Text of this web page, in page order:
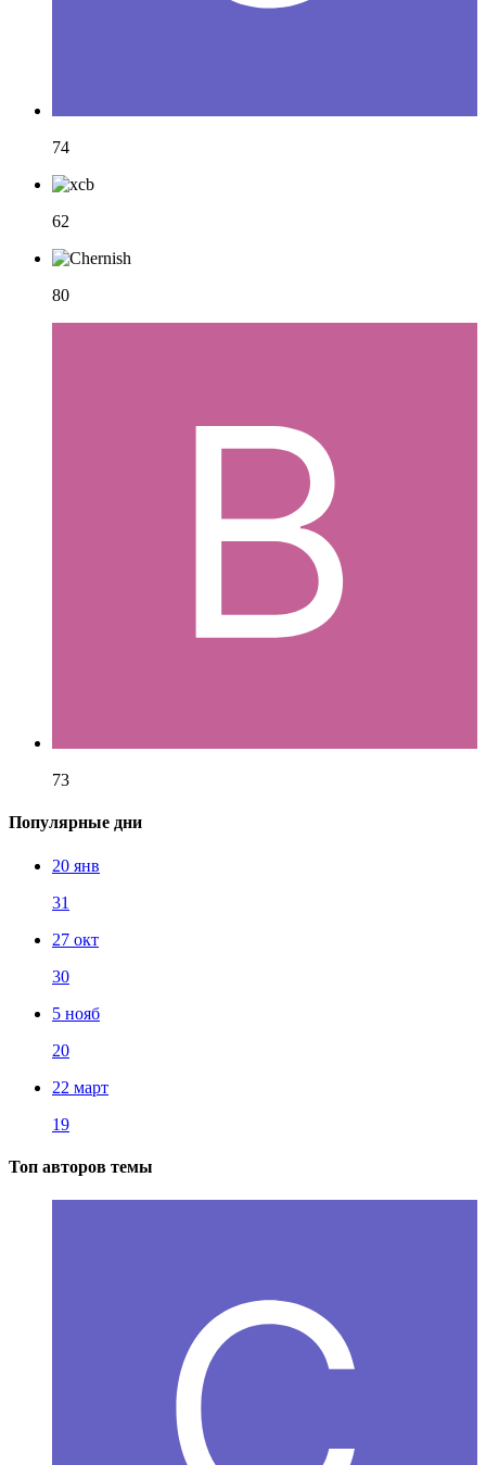
74
62
80
73
Популярные дни
20 янв
31
27 окт
30
5 нояб
20
22 март
19
Топ авторов темы